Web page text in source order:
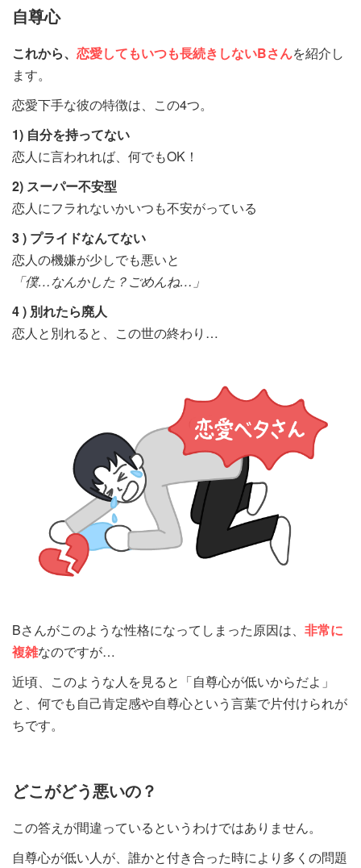
自尊心
これから、 恋愛してもいつも長続きしないBさんを紹介し
ます。
恋愛下手な彼の特徴は、この4つ。
1) 自分を持ってない
恋人に言われれば、何でもOK！
2) スーパー不安型
恋人にフラれないかいつも不安がっている
3 ) プライドなんてない
恋人の機嫌が少しでも悪いと
「僕…なんかした？ごめんね…」
4 ) 別れたら廃人
恋人と別れると、この世の終わり…
Bさんがこのような性格になってしまった原因は、 非常に
複雑なのですが…
近頃、このような人を見ると「自尊心が低いからだよ」
と、何でも自己肯定感や自尊心という言葉で片付けられが
ちです。
どこがどう悪いの？
この答えが間違っているというわけではありません。
自尊心が低い人が、誰かと付き合った時により多くの問題